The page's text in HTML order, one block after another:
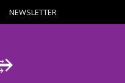
NEWSLETTER